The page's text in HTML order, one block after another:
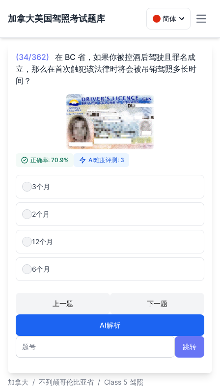
加拿大美国驾照考试题库 简体
(34/362)
在 BC 省，如果你被控酒后驾驶且罪名成
立，那么在首次触犯该法律时将会被吊销驾照多长时
间？
正确率: 70.9% AI难度评测: 3
3个月
2个月
12个月
6个月
上一题 下一题
AI解析
题号
跳转
加拿大 / 不列颠哥伦比亚省 / Class 5 驾照